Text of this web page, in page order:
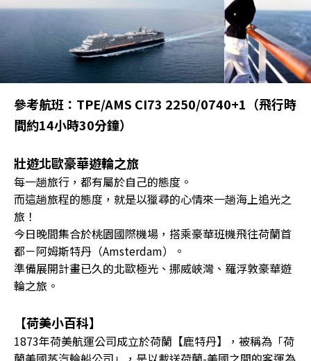
參考航班：TPE/AMS CI73 2250/0740+1（飛行時
間約14小時30分鐘）
壯遊北歐豪華遊輪之旅
每一趟旅行，都有屬於自己的態度。
而這趟旅程的態度，就是以獵尋的心情來一趟海上追光之
旅！
今日晚間集合於桃園國際機場，搭乘豪華班機飛往荷蘭首
都－阿姆斯特丹（Amsterdam）。
準備展開計畫已久的北歐極光、挪威峽灣、羅浮敦豪華遊
輪之旅。
【荷美小百科】
1873年荷美航運公司成立於荷蘭【鹿特丹】，被稱為「荷